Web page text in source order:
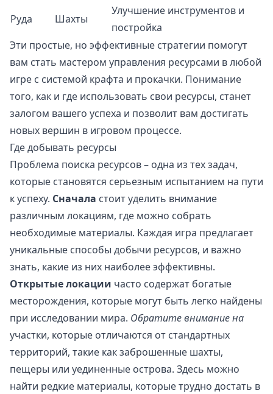
Руда Шахты
Улучшение инструментов и
постройка
Эти простые, но эффективные стратегии помогут
вам стать мастером управления ресурсами в любой
игре с системой крафта и прокачки. Понимание
того, как и где использовать свои ресурсы, станет
залогом вашего успеха и позволит вам достигать
новых вершин в игровом процессе.
Где добывать ресурсы
Проблема поиска ресурсов – одна из тех задач,
которые становятся серьезным испытанием на пути
к успеху. Сначала стоит уделить внимание
различным локациям, где можно собрать
необходимые материалы. Каждая игра предлагает
уникальные способы добычи ресурсов, и важно
знать, какие из них наиболее эффективны.
Открытые локации часто содержат богатые
месторождения, которые могут быть легко найдены
при исследовании мира. Обратите внимание на
участки, которые отличаются от стандартных
территорий, такие как заброшенные шахты,
пещеры или уединенные острова. Здесь можно
найти редкие материалы, которые трудно достать в